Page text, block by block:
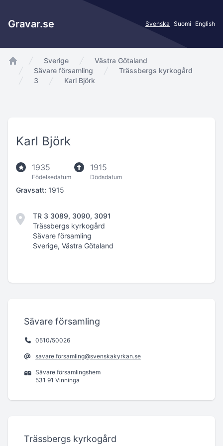
Gravar.se Svenska Suomi English
app.Start
Sverige
Västra Götaland
Sävare församling
Trässbergs kyrkogård
3
Karl Björk
Karl Björk
1935
Födelsedatum
1915
Dödsdatum
Gravsatt: 1915
TR 3 3089, 3090, 3091
Trässbergs kyrkogård
Sävare församling
Sverige, Västra Götaland
Sävare församling
0510/50026
savare.forsamling@svenskakyrkan.se
Sävare församlingshem
531 91 Vinninga
Trässbergs kyrkogård